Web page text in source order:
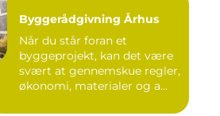
Byggerådgivning Århus
Når du står foran et
byggeprojekt, kan det være
svært at gennemskue regler,
økonomi, materialer og a...